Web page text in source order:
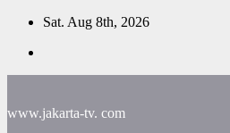
Skip
content
Sat. Aug 8th, 2026
www.jakarta-tv. com